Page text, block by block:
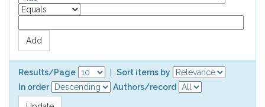
Results/Page
Sort items by
In order
Authors/record